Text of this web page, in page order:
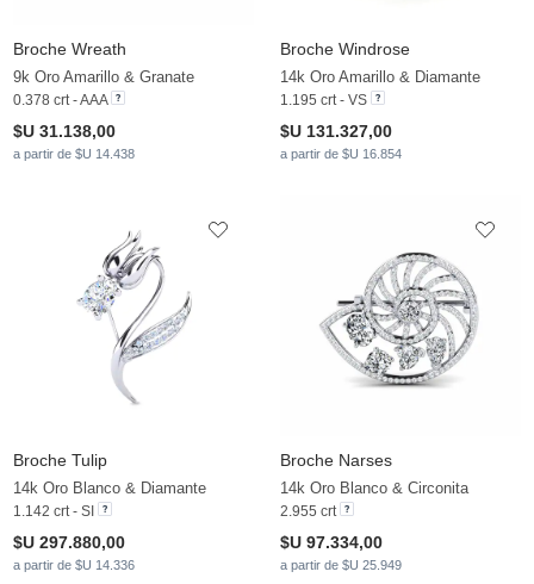
Broche Wreath
9k Oro Amarillo & Granate
0.378 crt - AAA
$U 31.138,00
a partir de $U 14.438
Broche Windrose
14k Oro Amarillo & Diamante
1.195 crt - VS
$U 131.327,00
a partir de $U 16.854
Broche Tulip
14k Oro Blanco & Diamante
1.142 crt - SI
$U 297.880,00
a partir de $U 14.336
Broche Narses
14k Oro Blanco & Circonita
2.955 crt
$U 97.334,00
a partir de $U 25.949